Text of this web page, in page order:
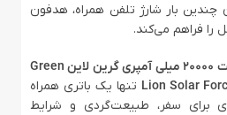
چندین بار شارژ تلفن همراه، هدفون
را فراهم می‌کند.
پاوربانک Solar Force ظرفیت 20000 میلی آمپری گرین لاین Green
Lion Solar تنها یک باتری همراه
برای سفر، طبیعت‌گردی و شرایط